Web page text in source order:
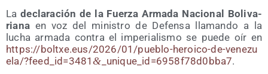
Ladecla­ra­ción de la Fuer­za Arma­da Nacio­nal Boli­va­
ria­na en voz del minis­tro de Defen­sa lla­man­do a la
lucha arma­da con­tra el impe­ria­lis­mo se pue­de oír en
https://​boltxe​.eus/​2​0​2​6​/​0​1​/​p​u​e​b​l​o​-​h​e​r​o​i​c​o​-​d​e​-​v​e​n​e​z​u​
e​l​a​/​?​f​e​e​d​_​i​d​=​3​4​8​1​& ​_​u​n​i​q​u​e​_​i​d​=​6​9​5​8​f​7​8​d​0​b​ba7.